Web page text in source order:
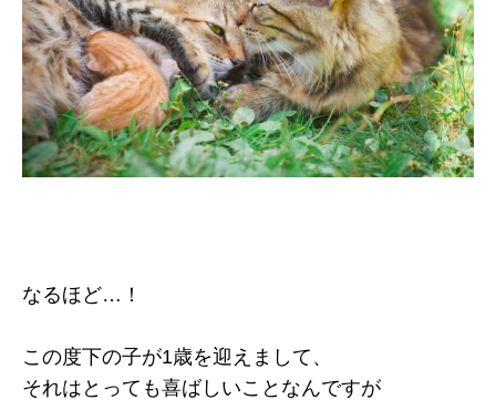
なるほど…！
この度下の子が1歳を迎えまして、
それはとっても喜ばしいことなんですが